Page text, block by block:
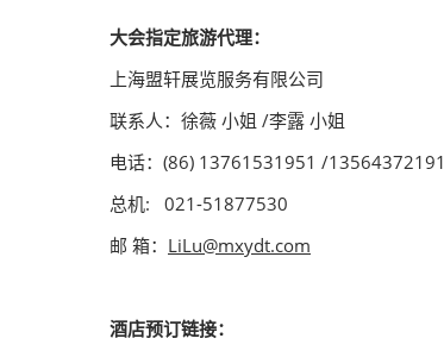
大会指定旅游代理：
上海盟轩展览服务有限公司
联系人：徐薇 小姐 /李露 小姐
电话：(86) 13761531951 /13564372191
总机: 021-51877530
邮 箱： LiLu@mxydt.com
酒店预订链接：